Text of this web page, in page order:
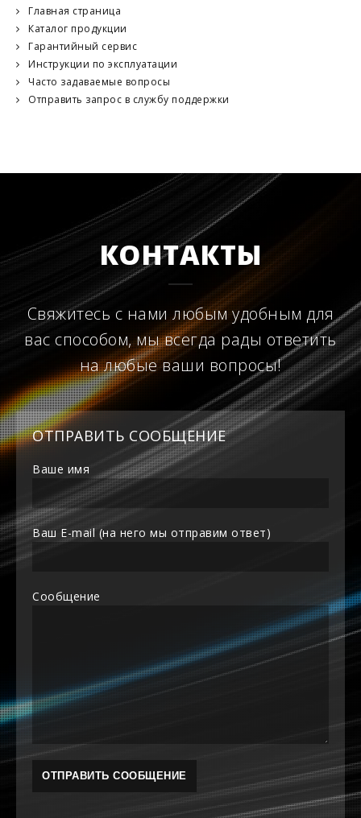
Главная страница
Каталог продукции
Гарантийный сервис
Инструкции по эксплуатации
Часто задаваемые вопросы
Отправить запрос в службу поддержки
КОНТАКТЫ
Свяжитесь с нами любым удобным для
вас способом, мы всегда рады ответить
на любые ваши вопросы!
ОТПРАВИТЬ СООБЩЕНИЕ
Ваше имя
Ваш E-mail (на него мы отправим ответ)
Сообщение